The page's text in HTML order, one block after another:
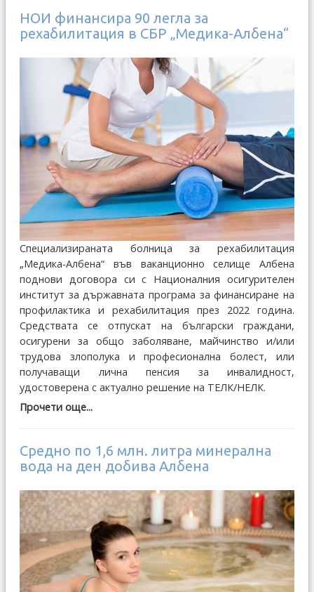
НОИ финансира 90 легла за
рехабилитация в СБР „Медика-Албена“
Специализираната болница за рехабилитация
„Медика-Албена“ във ваканционно селище Албена
поднови договора си с Националния осигурителен
институт за държавната програма за финансиране на
профилактика и рехабилитация през 2022 година.
Средствата се отпускат на български граждани,
осигурени за общо заболяване, майчинство и/или
трудова злополука и професионална болест, или
получаващи лична пенсия за инвалидност,
удостоверена с актуално решение на ТЕЛК/НЕЛК.
Прочети още...
Средно по 1,6 млн. литра минерална
вода на ден добива Албена